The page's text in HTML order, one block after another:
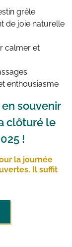
grêle
de joie naturelle
calmer et
enthousiasme
clôturé le
!
la journée
Il suffit